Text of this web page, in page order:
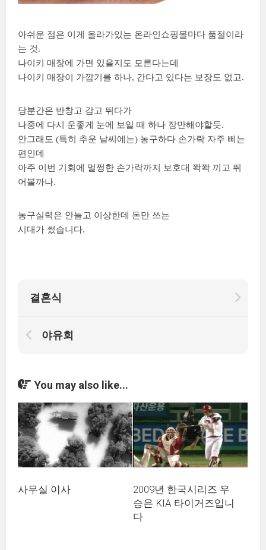
아쉬운 점은 이게 올라가있는 온라인쇼핑몰마다 품절이라
는 것.
나이키 매장에 가면 있을지도 모른다는데
나이키 매장이 가깝기를 하나, 간다고 있다는 보장도 없고.
당분간은 반창고 감고 뛰다가
나중에 다시 운좋게 눈에 보일 때 하나 장만해야할듯.
안그래도 (특히 추운 날씨에는) 농구하다 손가락 자주 삐는
편인데
아주 이번 기회에 멀쩡한 손가락까지 보호대 쫙쫙 끼고 뛰
어볼까나.
농구실력은 안늘고 이상한데 돈만 쓰는
시대가 썼습니다.
결혼식
야유회
You may also like...
사무실 이사
2009년 한국시리즈 우
승은 KIA 타이거즈입니
다